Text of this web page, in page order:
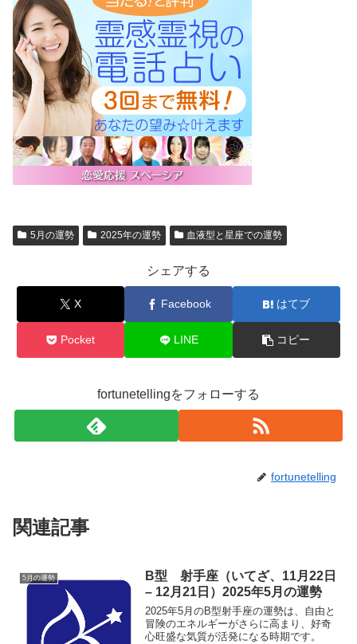
5月の運勢 2025年の運勢 血液型と星座での運勢
シェアする
X Facebook はてブ
Pocket LINE コピー
fortunetellingをフォローする
fortunetelling
関連記事
5月の運勢
B型 射手座（いてざ、11月22日
– 12月21日）2025年5月の運勢
2025年5月のB型射手座の運勢は、自由と
冒険のエネルギーがさらに高まり、好奇
心旺盛な気質が活発になる時期です。